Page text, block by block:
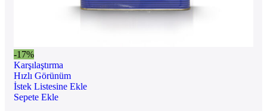
-17%
Karşılaştırma
Hızlı Görünüm
İstek Listesine Ekle
Sepete Ekle